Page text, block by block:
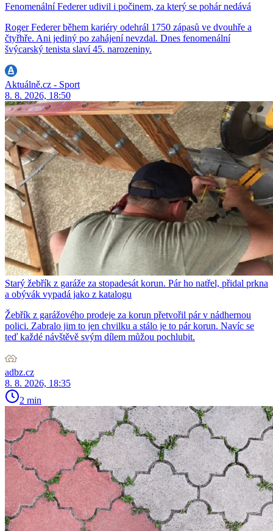
Fenomenální Federer udivil i počinem, za který se pohár nedává
Roger Federer během kariéry odehrál 1750 zápasů ve dvouhře a
čtyřhře. Ani jediný po zahájení nevzdal. Dnes fenomenální
švýcarský tenista slaví 45. narozeniny.
Aktuálně.cz - Sport
8. 8. 2026, 18:50
Starý žebřík z garáže za stopadesát korun. Pár ho natřel, přidal prkna
a obývák vypadá jako z katalogu
Žebřík z garážového prodeje za korun přetvořil pár v nádhernou
polici. Zabralo jim to jen chvilku a stálo je to pár korun. Navíc se
teď každé návštěvě svým dílem můžou pochlubit.
adbz.cz
8. 8. 2026, 18:35
2 min